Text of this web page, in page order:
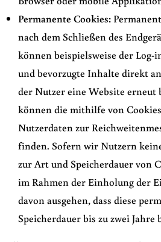
Permanente Cookies:
nach dem Schließen des
können beispielsweise der Log-
und bevorzugte Inhalte direkt
der Nutzer eine Website erneut
können die mithilfe von
Nutzerdaten zur
finden. Sofern wir Nutzern
zur Art und Speicherdauer von
im Rahmen der Einholung der
davon ausgehen, dass diese
Speicherdauer bis zu zwei Jahre